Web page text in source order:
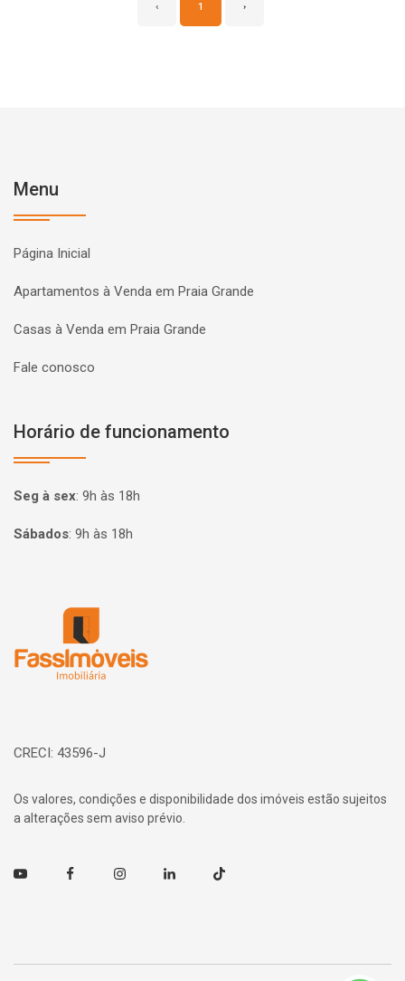
‹ 1 ›
Menu
Página Inicial
Apartamentos à Venda em Praia Grande
Casas à Venda em Praia Grande
Fale conosco
Horário de funcionamento
Seg à sex: 9h às 18h
Sábados: 9h às 18h
CRECI: 43596-J
Os valores, condições e disponibilidade dos imóveis estão sujeitos
a alterações sem aviso prévio.
Youtube FacebookInstagramLinkedin TikTok